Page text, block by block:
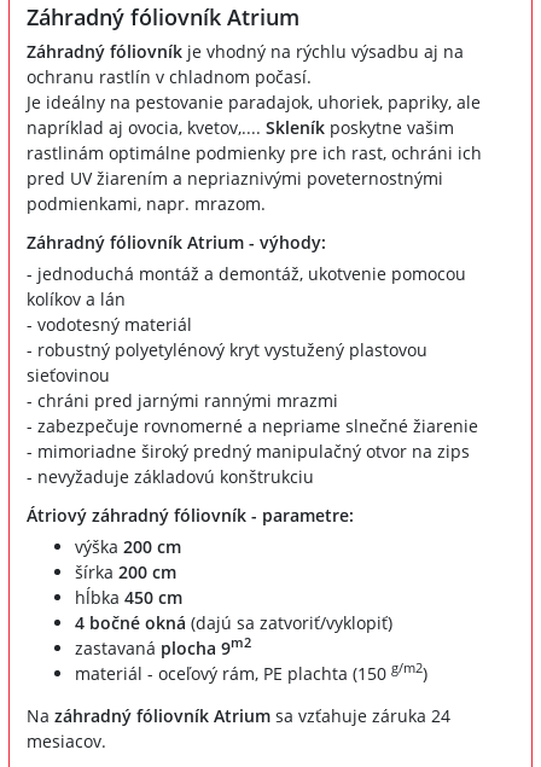
Záhradný fóliovník Atrium
Záhradný fóliovník je vhodný na rýchlu výsadbu aj na
ochranu rastlín v chladnom počasí.
Je ideálny na pestovanie paradajok, uhoriek, papriky, ale
napríklad aj ovocia, kvetov,.... Skleník poskytne vašim
rastlinám optimálne podmienky pre ich rast, ochráni ich
pred UV žiarením a nepriaznivými poveternostnými
podmienkami, napr. mrazom.
Záhradný fóliovník Atrium - výhody:
- jednoduchá montáž a demontáž, ukotvenie pomocou
kolíkov a lán
- vodotesný materiál
- robustný polyetylénový kryt vystužený plastovou
sieťovinou
- chráni pred jarnými rannými mrazmi
- zabezpečuje rovnomerné a nepriame slnečné žiarenie
- mimoriadne široký predný manipulačný otvor na zips
- nevyžaduje základovú konštrukciu
Átriový záhradný fóliovník - parametre:
výška 200 cm
šírka 200 cm
hĺbka 450 cm
4 bočné okná (dajú sa zatvoriť/vyklopiť)
zastavaná plocha 9m2
materiál - oceľový rám, PE plachta (150 g/m2)
Na záhradný fóliovník Atrium sa vzťahuje záruka 24
mesiacov.